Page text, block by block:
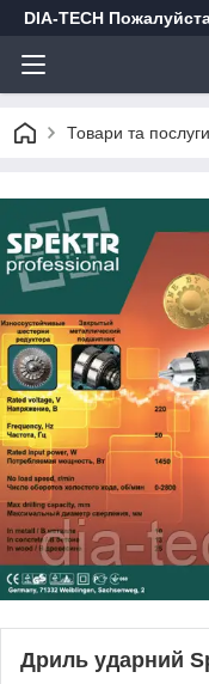
DIA-TECH
Товари та послуги
Дриль ударний